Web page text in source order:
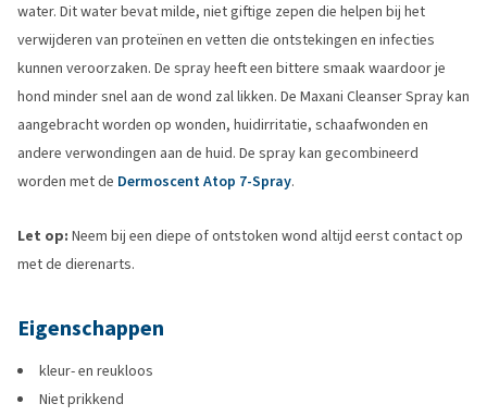
water. Dit water bevat milde, niet giftige zepen die helpen bij het
verwijderen van proteïnen en vetten die ontstekingen en infecties
kunnen veroorzaken. De spray heeft een bittere smaak waardoor je
hond minder snel aan de wond zal likken. De Maxani Cleanser Spray kan
aangebracht worden op wonden, huidirritatie, schaafwonden en
andere verwondingen aan de huid. De spray kan gecombineerd
worden met de Dermoscent Atop 7-Spray.
Let op: Neem bij een diepe of ontstoken wond altijd eerst contact op
met de dierenarts.
Eigenschappen
kleur- en reukloos
Niet prikkend